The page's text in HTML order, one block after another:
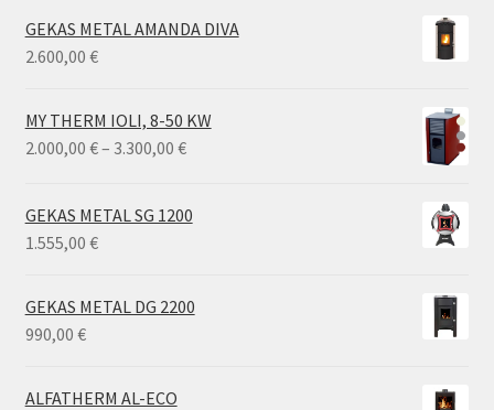
GEKAS METAL AMANDA DIVA
2.600,00 €
MY THERM IOLI, 8-50 KW
2.000,00 €– 3.300,00 €Price
through
GEKAS METAL SG 1200
1.555,00 €
GEKAS METAL DG 2200
990,00 €
ALFATHERM AL-ECO